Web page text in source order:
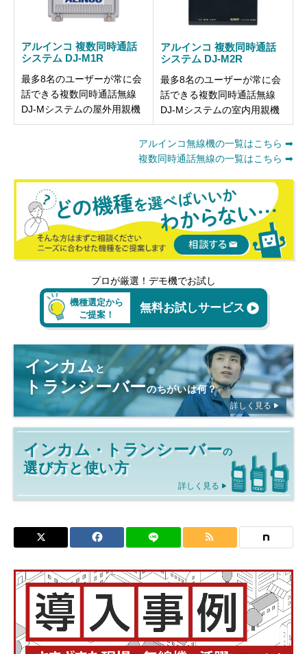
アルインコ 複数同時通話
システム DJ-M1R
最多8名のユーザーが常に会
話できる複数同時通話無線
DJ-Mシステムの屋外用親機
アルインコ 複数同時通話
システム DJ-M2R
最多8名のユーザーが常に会
話できる複数同時通話無線
DJ-Mシステムの室内用親機
アルインコ無線機の一覧はこちら ➡
複数同時通話無線の一覧はこちら ➡
プロが厳選！デモ機でお試し
機種選定から
ご提案！
無料お試しサービス
インカムと
トランシーバーのちがいは何？
詳しく見る
インカム ・ トランシーバーの
選び方と使い方
詳しく見る